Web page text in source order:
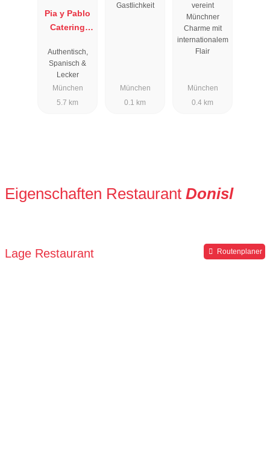
Pia y Pablo
Catering
Authentisch,
Spanisch &
Lecker
München
5.7 km
Gastlichkeit
München
0.1 km
vereint
Münchner
Charme mit
internationalem
Flair
München
0.4 km
Eigenschaften Restaurant Donisl
Lage Restaurant Routenplaner